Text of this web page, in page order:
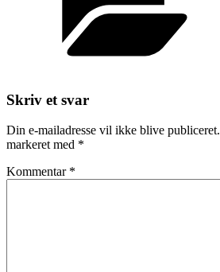
Skriv et svar
Din e-mailadresse vil ikke blive publiceret.
markeret med *
Kommentar *